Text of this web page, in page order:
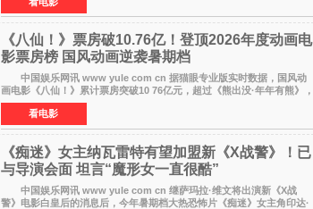
《八仙！》票房破10.76亿！登顶2026年度动画电
影票房榜 国风动画逆袭暑期档
中国娱乐网讯 www yule com cn 据猫眼专业版实时数据，国风动
画电影《八仙！》累计票房突破10 76亿元，超过《熊出没·年年有熊》，
暂列2026年度动画影片票房榜冠军。该片自暑期档登陆院线以
看电影
《痴迷》女主纳瓦雷特有望加盟新《X战警》！已
与导演会面 坦言“魔形女一直很酷”
中国娱乐网讯 www yule com cn 继萨玛拉·维文将出演新《X战
警》电影白皇后的消息后，今年暑期档大热恐怖片《痴迷》女主角印达·